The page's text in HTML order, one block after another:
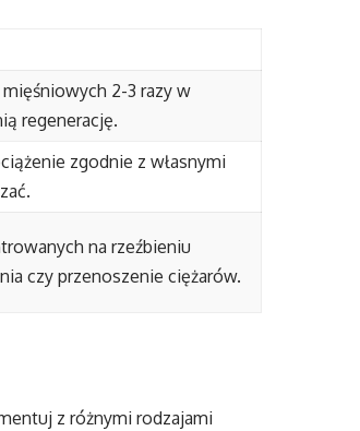
2-3 razy w
regenerację.
zgodnie z własnymi
na rzeźbieniu
czy przenoszenie ciężarów.
z różnymi rodzajami